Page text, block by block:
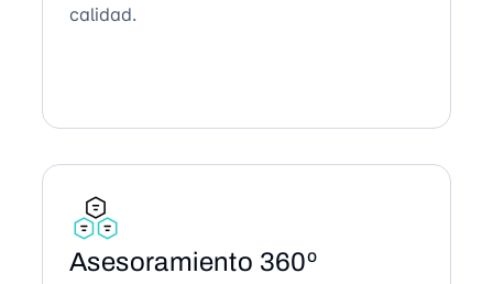
calidad.
Asesoramiento 360º